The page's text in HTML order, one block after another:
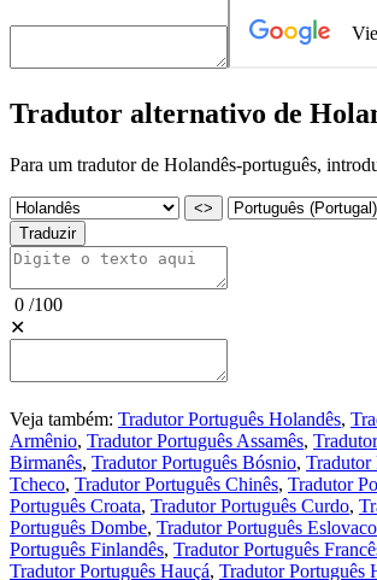
Tradutor alternativo de
Para um tradutor de Holandês-português,
<>
Traduzir
0 /100
✕
Veja também: Tradutor Português Holandês,
Armênio, Tradutor Português Assamês,
Birmanês, Tradutor Português Bósnio, Tradutor
Tcheco, Tradutor Português Chinês, Tradutor
Português Croata, Tradutor Português Curdo,
Português Dombe, Tradutor Português Eslovaco
Português Finlandês, Tradutor Português
Tradutor Português Hauçá, Tradutor Português